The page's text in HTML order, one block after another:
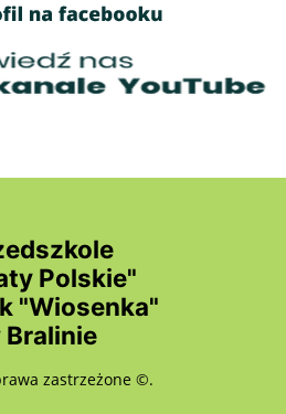
Polskie"
"Wiosenka"
Bralinie
zastrzeżone ©.